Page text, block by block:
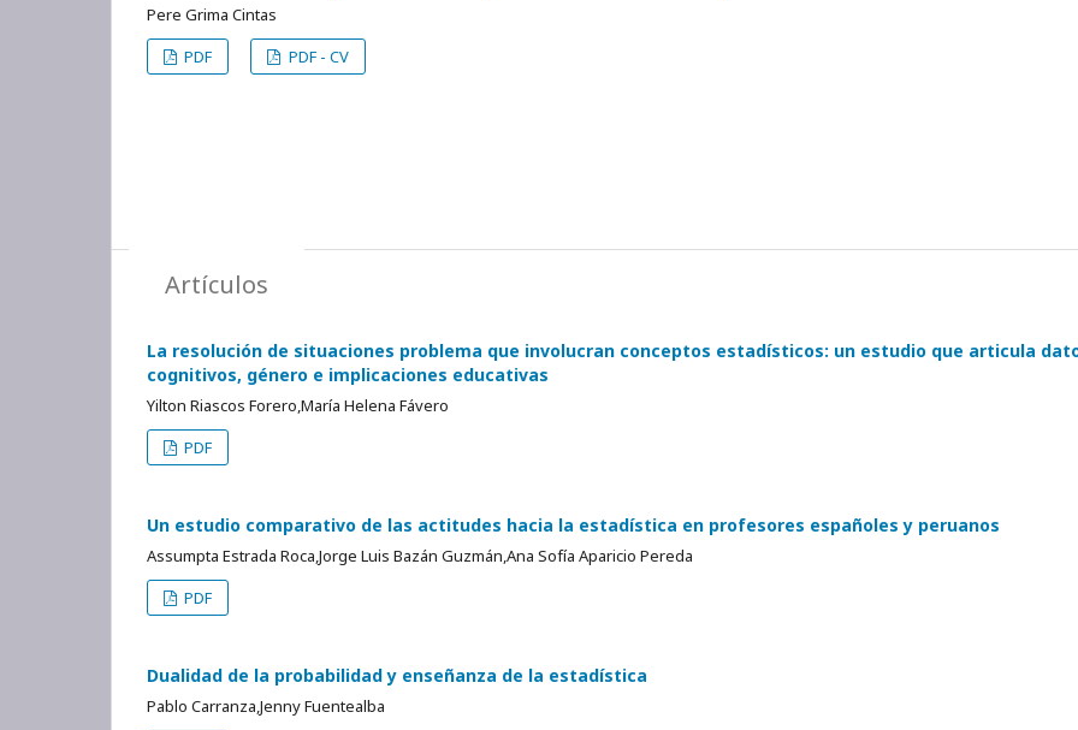
Pere Grima Cintas
PDF
PDF - CV
Artículos
La resolución de situaciones problema que involucran conceptos estadísticos: un estudio que articula
cognitivos, género e implicaciones educativas
Yilton Riascos Forero,María Helena Fávero
PDF
Un estudio comparativo de las actitudes hacia la estadística en profesores españoles y peruanos
Assumpta Estrada Roca,Jorge Luis Bazán Guzmán,Ana Sofía Aparicio Pereda
PDF
Dualidad de la probabilidad y enseñanza de la estadística
Pablo Carranza,Jenny Fuentealba